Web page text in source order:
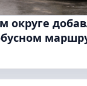
округе